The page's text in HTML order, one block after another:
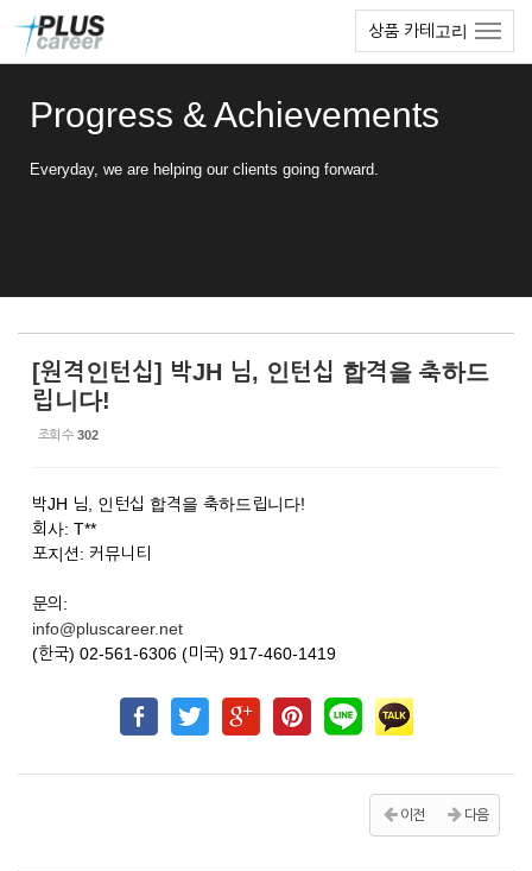
상품 카테고리
Progress & Achievements
Everyday, we are helping our clients going forward.
[원격인턴십] 박JH 님, 인턴십 합격을 축하드
립니다!
조회 수 302
박JH 님, 인턴십 합격을 축하드립니다!
회사: T**
포지션: 커뮤니티
문의:
info@pluscareer.net
(한국) 02-561-6306 (미국) 917-460-1419
이전 다음